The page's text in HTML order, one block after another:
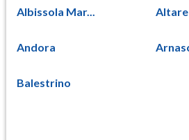
Albissola Mar... Altare
Andora
Balestrino